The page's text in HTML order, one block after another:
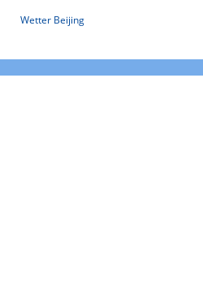
Wetter Beijing